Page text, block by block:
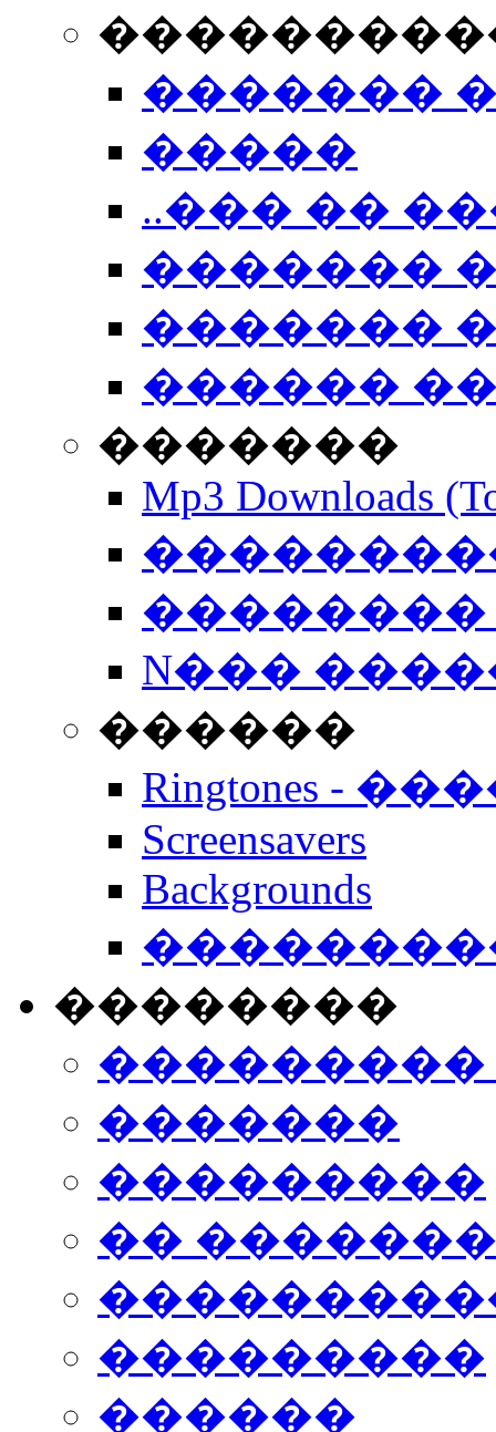
�������
�����
..��� ��
�������
�������
������
�������
Mp3 Downloads
��������
N���
������
Ringtones -
Screensavers
Backgrounds
��������
���������
�������
���������
��
���������
������